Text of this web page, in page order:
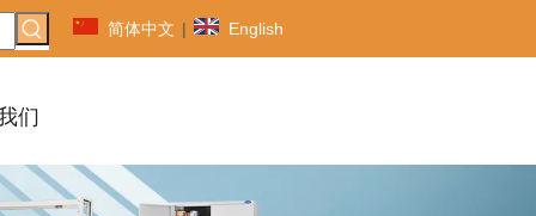
简体中文 | English
们